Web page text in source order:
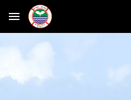
Skip to main content